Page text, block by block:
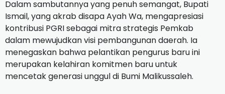
Dalam sambutannya yang penuh semangat, Bupati
Ismail, yang akrab disapa Ayah Wa, mengapresiasi
kontribusi PGRI sebagai mitra strategis Pemkab
dalam mewujudkan visi pembangunan daerah. Ia
menegaskan bahwa pelantikan pengurus baru ini
merupakan kelahiran komitmen baru untuk
mencetak generasi unggul di Bumi Malikussaleh.